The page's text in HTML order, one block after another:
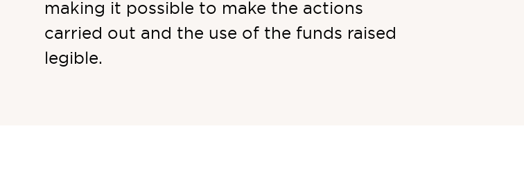
making it possible to make the actions
carried out and the use of the funds raised
legible.